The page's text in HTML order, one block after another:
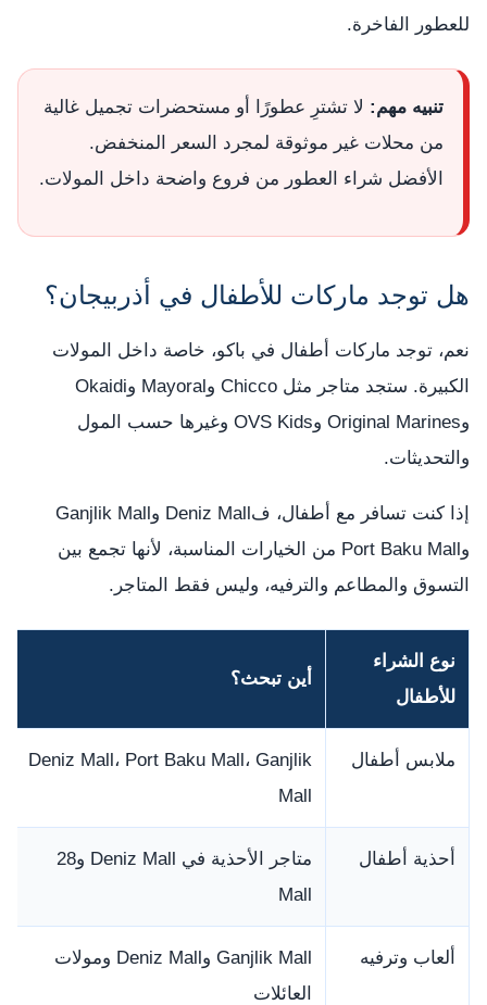
للعطور الفاخرة.
تنبيه مهم: لا تشترِ عطورًا أو مستحضرات تجميل غالية
من محلات غير موثوقة لمجرد السعر المنخفض.
الأفضل شراء العطور من فروع واضحة داخل المولات.
هل توجد ماركات للأطفال في أذربيجان؟
نعم، توجد ماركات أطفال في باكو، خاصة داخل المولات
الكبيرة. ستجد متاجر مثل Chicco وMayoral وOkaidi
وOriginal Marines وOVS Kids وغيرها حسب المول
والتحديثات.
إذا كنت تسافر مع أطفال، فDeniz Mall وGanjlik Mall
وPort Baku Mall من الخيارات المناسبة، لأنها تجمع بين
التسوق والمطاعم والترفيه، وليس فقط المتاجر.
نوع الشراء
للأطفال
أين تبحث؟
ملابس أطفال
Deniz Mall، Port Baku Mall، Ganjlik
Mall
أحذية أطفال
متاجر الأحذية في Deniz Mall و28
Mall
ألعاب وترفيه
Ganjlik Mall وDeniz Mall ومولات
العائلات